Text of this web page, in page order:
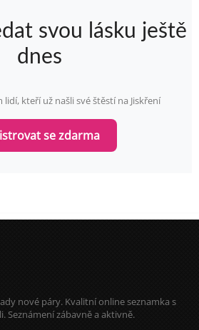
svou lásku ještě
dnes
kteří už našli své štěstí na Jiskření
se zdarma
nové páry. Kvalitní online seznamka s
Seznámení zábavně a aktivně.